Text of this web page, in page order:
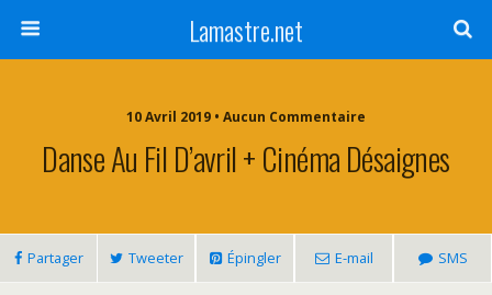
Lamastre.net
10 Avril 2019 • Aucun Commentaire
Danse Au Fil D’avril + Cinéma Désaignes
Partager Tweeter Épingler E-mail SMS